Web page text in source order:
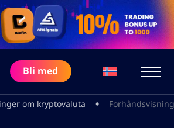
Bli med
om kryptovaluta •